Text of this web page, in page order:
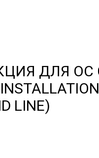
ДЛЯ ОС
LINE)